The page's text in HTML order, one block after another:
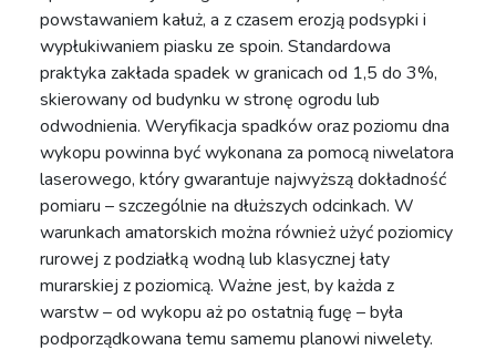
powstawaniem kałuż, a z czasem erozją podsypki i
wypłukiwaniem piasku ze spoin. Standardowa
praktyka zakłada spadek w granicach od 1,5 do 3%,
skierowany od budynku w stronę ogrodu lub
odwodnienia. Weryfikacja spadków oraz poziomu dna
wykopu powinna być wykonana za pomocą niwelatora
laserowego, który gwarantuje najwyższą dokładność
pomiaru – szczególnie na dłuższych odcinkach. W
warunkach amatorskich można również użyć poziomicy
rurowej z podziałką wodną lub klasycznej łaty
murarskiej z poziomicą. Ważne jest, by każda z
warstw – od wykopu aż po ostatnią fugę – była
podporządkowana temu samemu planowi niwelety.